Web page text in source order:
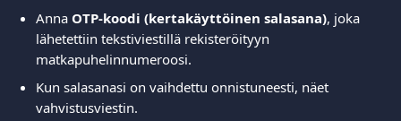
Anna OTP-koodi (kertakäyttöinen salasana), joka
lähetettiin tekstiviestillä rekisteröityyn
matkapuhelinnumeroosi.
Kun salasanasi on vaihdettu onnistuneesti, näet
vahvistusviestin.